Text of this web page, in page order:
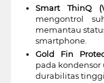
Smart ThinQ
mengontrol
memantau
smartphone.
Gold Fin
pada
durabilitas